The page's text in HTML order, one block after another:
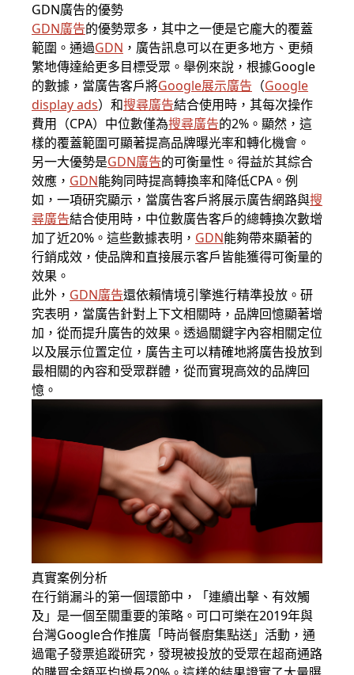
GDN廣告的優勢
GDN廣告的優勢眾多，其中之一便是它龐大的覆蓋
範圍。通過GDN ，廣告訊息可以在更多地方、更頻
繁地傳達給更多目標受眾。舉例來說，根據Google
的數據，當廣告客戶將Google展示廣告 （Google
display ads）和搜尋廣告結合使用時，其每次操作
費用（CPA）中位數僅為搜尋廣告的2%。顯然，這
樣的覆蓋範圍可顯著提高品牌曝光率和轉化機會。
另一大優勢是GDN廣告的可衡量性。得益於其綜合
效應， GDN能夠同時提高轉換率和降低CPA。例
如，一項研究顯示，當廣告客戶將展示廣告網路與搜
尋廣告結合使用時，中位數廣告客戶的總轉換次數增
加了近20%。這些數據表明， GDN能夠帶來顯著的
行銷成效，使品牌和直接展示客戶皆能獲得可衡量的
效果。
此外， GDN廣告還依賴情境引擎進行精準投放。研
究表明，當廣告針對上下文相關時，品牌回憶顯著增
加，從而提升廣告的效果。透過關鍵字內容相關定位
以及展示位置定位，廣告主可以精確地將廣告投放到
最相關的內容和受眾群體，從而實現高效的品牌回
憶。
真實案例分析
在行銷漏斗的第一個環節中，「連續出擊、有效觸
及」是一個至關重要的策略。可口可樂在2019年與
台灣Google合作推廣「時尚餐廚集點送」活動，通
過電子發票追蹤研究，發現被投放的受眾在超商通路